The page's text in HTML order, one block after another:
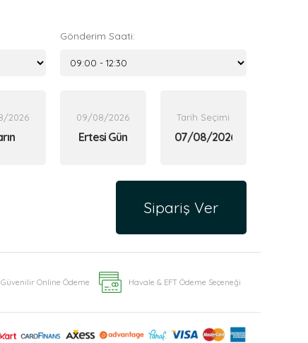
Gönderim Saati:
2026 09/08/2026
Ertesi Gün
Tarih Seçimi
Sipariş Ver
Güvenilir Online Ödeme Havale & EFT Ödeme Seçeneği